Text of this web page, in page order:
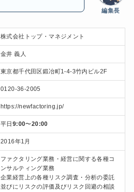
編集長
株式会社トップ・マネジメント
金井 義人
東京都千代田区鍛冶町1-4-3竹内ビル2F
0120-36-2005
https://newfactoring.jp/
平日 9:00〜20:00
2016年1月
ファクタリング業務・経営に関する各種コ
ンサルティング業務
企業経営上の各種リスク調査・分析の委託
並びにリスクの評価及びリスク回避の相談